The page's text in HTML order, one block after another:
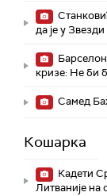
да је у
кризе: Не би
Самед
Кошарка
Кадети
Литваније на